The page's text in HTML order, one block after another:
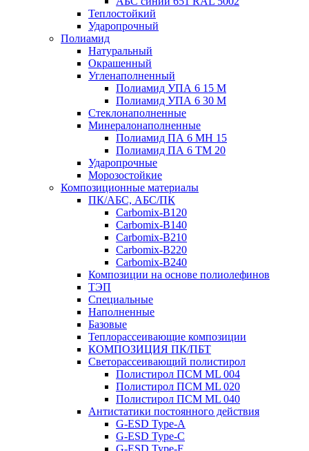
Теплостойкий
Ударопрочный
Полиамид
Натуральный
Окрашенный
Угленаполненный
Полиамид УПА 6 15 М
Полиамид УПА 6 30 М
Стеклонаполненные
Минералонаполненные
Полиамид ПА 6 МН 15
Полиамид ПА 6 ТМ 20
Ударопрочные
Морозостойкие
Композиционные материалы
ПК/АБС, АБС/ПК
Carbomix-В120
Carbomix-В140
Carbomix-В210
Carbomix-В220
Carbomix-В240
Композиции на основе полиолефинов
ТЭП
Специальные
Наполненные
Базовые
Теплорассеивающие композиции
КОМПОЗИЦИЯ ПК/ПБТ
Светорассеивающий полистирол
Полистирол ПСМ ML 004
Полистирол ПСМ ML 020
Полистирол ПСМ ML 040
Антистатики постоянного действия
G-ESD Type-A
G-ESD Type-C
G-ESD Type-F